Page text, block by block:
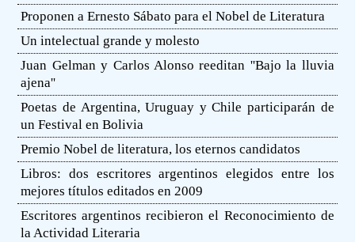
Proponen a Ernesto Sábato para el Nobel de Literatura
Un intelectual grande y molesto
Juan Gelman y Carlos Alonso reeditan ''Bajo la lluvia
ajena''
Poetas de Argentina, Uruguay y Chile participarán de
un Festival en Bolivia
Premio Nobel de literatura, los eternos candidatos
Libros: dos escritores argentinos elegidos entre los
mejores títulos editados en 2009
Escritores argentinos recibieron el Reconocimiento de
la Actividad Literaria